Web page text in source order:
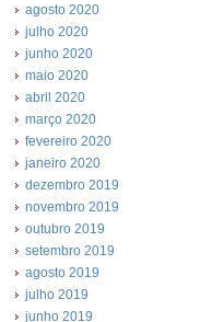
agosto 2020
julho 2020
junho 2020
maio 2020
abril 2020
março 2020
fevereiro 2020
janeiro 2020
dezembro 2019
novembro 2019
outubro 2019
setembro 2019
agosto 2019
julho 2019
junho 2019